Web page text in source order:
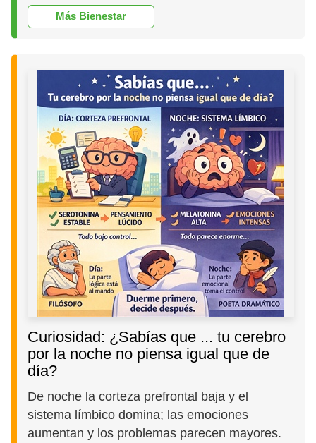
Más Bienestar
Curiosidad: ¿Sabías que ... tu cerebro
por la noche no piensa igual que de
día?
De noche la corteza prefrontal baja y el
sistema límbico domina; las emociones
aumentan y los problemas parecen mayores.